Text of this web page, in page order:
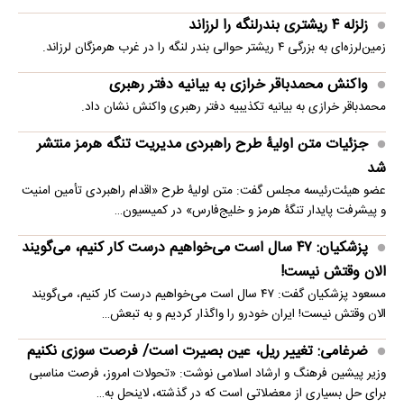
زلزله ۴ ریشتری بندرلنگه را لرزاند
زمین‌لرزه‌ای به بزرگی ۴ ریشتر حوالی بندر لنگه را در غرب هرمزگان لرزاند.
واکنش محمدباقر خرازی به بیانیه دفتر رهبری
محمدباقر خرازی به بیانیه تکذیبیه دفتر رهبری واکنش نشان داد.
جزئیات متن اولیۀ طرح راهبردی مدیریت تنگه هرمز منتشر
شد
عضو هیئت‌رئیسه مجلس گفت: متن اولیۀ طرح «اقدام راهبردی تأمین امنیت
و پیشرفت پایدار تنگۀ هرمز و خلیج‌فارس» در کمیسیون…
پزشکیان: ۴۷ سال است می‌خواهیم درست کار کنیم، می‌گویند
الان وقتش نیست!
مسعود پزشکیان گفت: ۴۷ سال است می‌خواهیم درست کار کنیم، می‌گویند
الان وقتش نیست! ایران خودرو را واگذار کردیم و به تبعش…
ضرغامی: تغییر ریل، عین بصیرت است/ فرصت سوزی نکنیم
وزیر پیشین فرهنگ و ارشاد اسلامی نوشت: «تحولات امروز، فرصت مناسبی
برای حل بسیاری از معضلاتی‌ است که در گذشته، لاینحل به…